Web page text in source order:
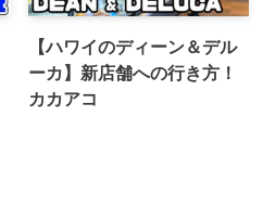
【ハワイのディーン＆デル
ーカ】新店舗への行き方！
カカアコ